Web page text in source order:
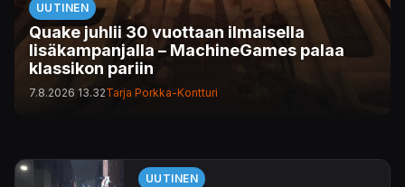
UUTINEN
Quake juhlii 30 vuottaan ilmaisella
lisäkampanjalla – MachineGames palaa
klassikon pariin
7.8.2026 13.32Tarja Porkka-Kontturi
UUTINEN